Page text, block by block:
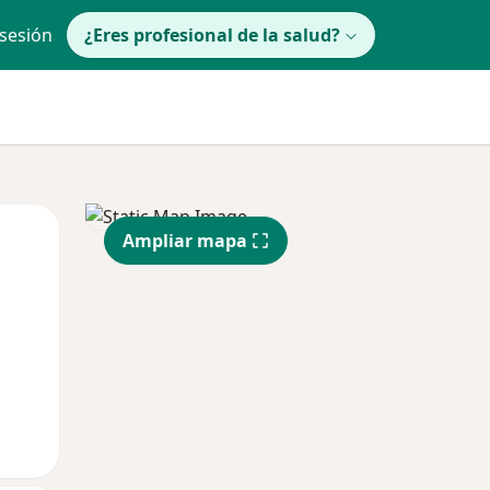
¿Eres profesional de la salud?
Mar
11 Ago
Mié
12 Ago
Ampliar mapa